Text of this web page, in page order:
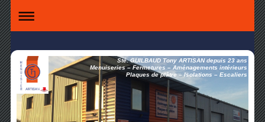
Sté. GUILBAUD Tony ARTISAN depuis 23 ans
Menuiseries – Fermetures – Aménagements intérieurs
Plaques de plâtre – Isolations – Escaliers